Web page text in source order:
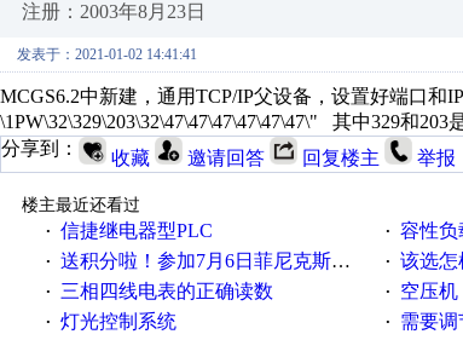
注册：2003年8月23日
发表于：2021-01-02 14:41:41
MCGS6.2中新建，通用TCP/IP父设备，设置好端口和
\1PW\32\329\203\32\47\47\47\47\47\47\" 其中329和
分享到：
收藏 邀请回答 回复楼主 举报
楼主最近还看过
· 信捷继电器型PLC · 容性负
· 送积分啦！参加7月6日菲尼克斯在线研讨会即得 · 该选怎
· 三相四线电表的正确读数 · 空压机
· 灯光控制系统 · 需要调